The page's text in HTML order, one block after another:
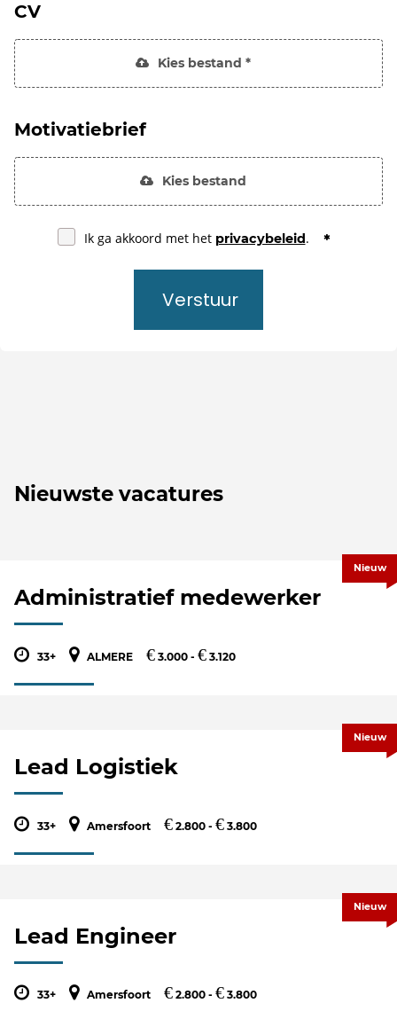
CV
Kies bestand *
Motivatiebrief
Kies bestand
Ik ga akkoord met het privacybeleid.
Verstuur
Nieuwste vacatures
Administratief medewerker
33+ ALMERE € 3.000 - € 3.120
Nieuw
Lead Logistiek
33+ Amersfoort € 2.800 - € 3.800
Nieuw
Lead Engineer
33+ Amersfoort € 2.800 - € 3.800
Nieuw